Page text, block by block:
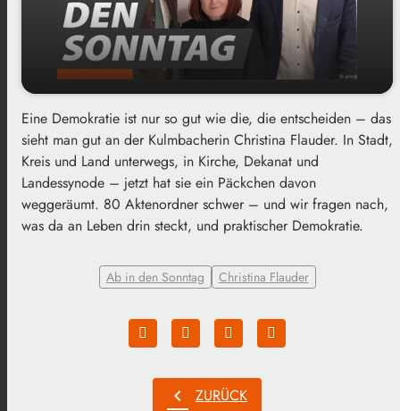
play_arrow Abschied nach 30 Jahren: Christina Flauder
zieht synodale Bilanz
00:00
Eine Demokratie ist nur so gut wie die, die entscheiden – das
sieht man gut an der Kulmbacherin Christina Flauder. In Stadt,
Kreis und Land unterwegs, in Kirche, Dekanat und
Landessynode – jetzt hat sie ein Päckchen davon
weggeräumt. 80 Aktenordner schwer – und wir fragen nach,
was da an Leben drin steckt, und praktischer Demokratie.
Ab in den Sonntag Christina Flauder
chevron_left ZURÜCK